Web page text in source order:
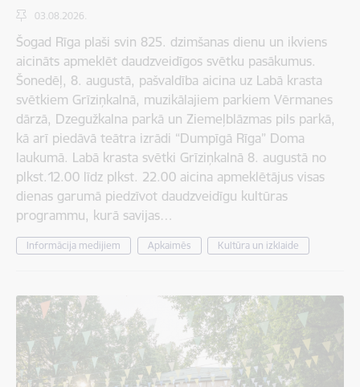
03.08.2026.
Šogad Rīga plaši svin 825. dzimšanas dienu un ikviens
aicināts apmeklēt daudzveidīgos svētku pasākumus.
Šonedēļ, 8. augustā, pašvaldība aicina uz Labā krasta
svētkiem Grīziņkalnā, muzikālajiem parkiem Vērmanes
dārzā, Dzegužkalna parkā un Ziemeļblāzmas pils parkā,
kā arī piedāvā teātra izrādi “Dumpīgā Rīga” Doma
laukumā. Labā krasta svētki Grīziņkalnā 8. augustā no
plkst.12.00 līdz plkst. 22.00 aicina apmeklētājus visas
dienas garumā piedzīvot daudzveidīgu kultūras
programmu, kurā savijas…
Informācija medijiem Apkaimēs Kultūra un izklaide